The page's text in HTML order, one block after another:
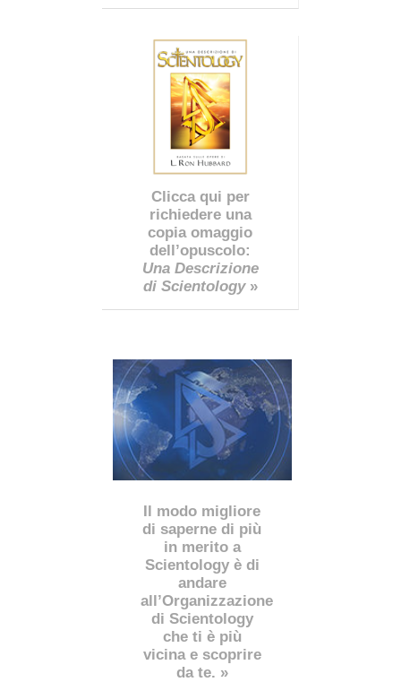
Clicca qui per
richiedere una
copia omaggio
dell’opuscolo:
Una Descrizione
di Scientology»
Il modo migliore
di saperne di più
in merito a
Scientology è di
andare
all’Organizzazione
di Scientology
che ti è più
vicina e scoprire
da te. »